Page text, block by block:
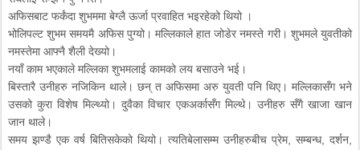
अफिसबाट फर्कंदा शुभममा बेग्लै ऊर्जा प्रवाहित भइरहेको थियो ।
भोलिपल्ट शुभम समयमै अफिस पुग्यो। मल्लिकाले हात जोडेर नमस्ते गरी। शुभमले युवतीको
नमस्तेमा आफ्नै शैली देख्यो।
नयाँ काम भएकाले मल्लिका शुभमलाई कामको लय बसाउने भई।
बिस्तारै उनीहरु नजिकिन थाले। छन् त अफिसमा अरु युवती पनि थिए। मल्लिकासँग भने
उसको कुरा विशेष मिल्थ्यो। दुवैका विचार एकअर्कासँग मिल्थे। उनीहरु सँगै खाजा खान
जान थाले।
समय झण्डै एक वर्ष बितिसकेको थियो। त्यतिबेलासम्म उनीहरुबीच प्रेम, सम्बन्ध, दर्शन,